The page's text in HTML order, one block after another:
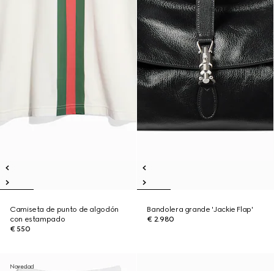
Camiseta de punto de algodón
con estampado
€ 550
Bandolera grande 'Jackie Flap'
€ 2.980
Novedad